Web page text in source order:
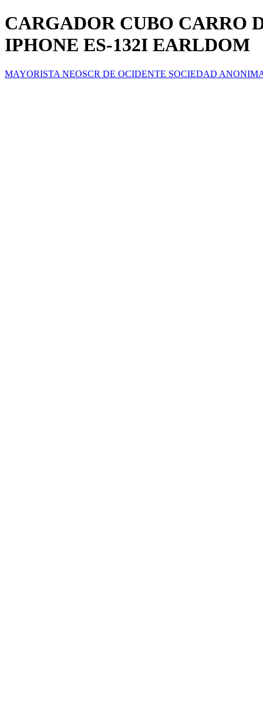
CARGADOR CUBO CARRO
IPHONE ES-132I EARLDOM
MAYORISTA NEOSCR DE OCIDENTE SOCIEDAD